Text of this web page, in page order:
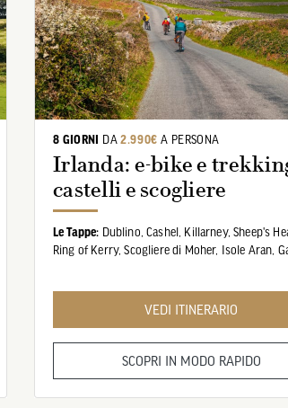
8 GIORNI DA2.990€ A PERSONA
Irlanda: e-bike e
castelli e scogliere
Le Tappe: Dublino, Cashel, Killarney, Sheep's
Ring of Kerry, Scogliere di Moher, Isole Aran,
VEDI ITINERARIO
SCOPRI IN MODO RAPIDO